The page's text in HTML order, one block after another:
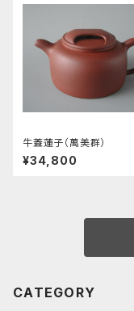
牛蓋蓮子（萬美群）
¥34,800
CATEGORY